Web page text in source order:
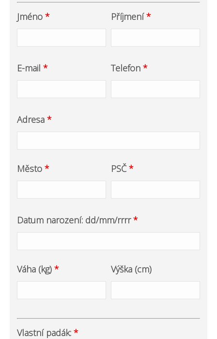
Jméno * Příjmení*
E-mail * Telefon *
Adresa *
Město * PSČ*
Datum narození: dd/mm/rrrr*
Váha (kg) * Výška (cm)
Vlastní padák: *